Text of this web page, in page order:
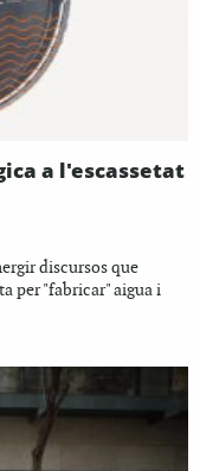
a l'escassetat
discursos que
per "fabricar" aigua i